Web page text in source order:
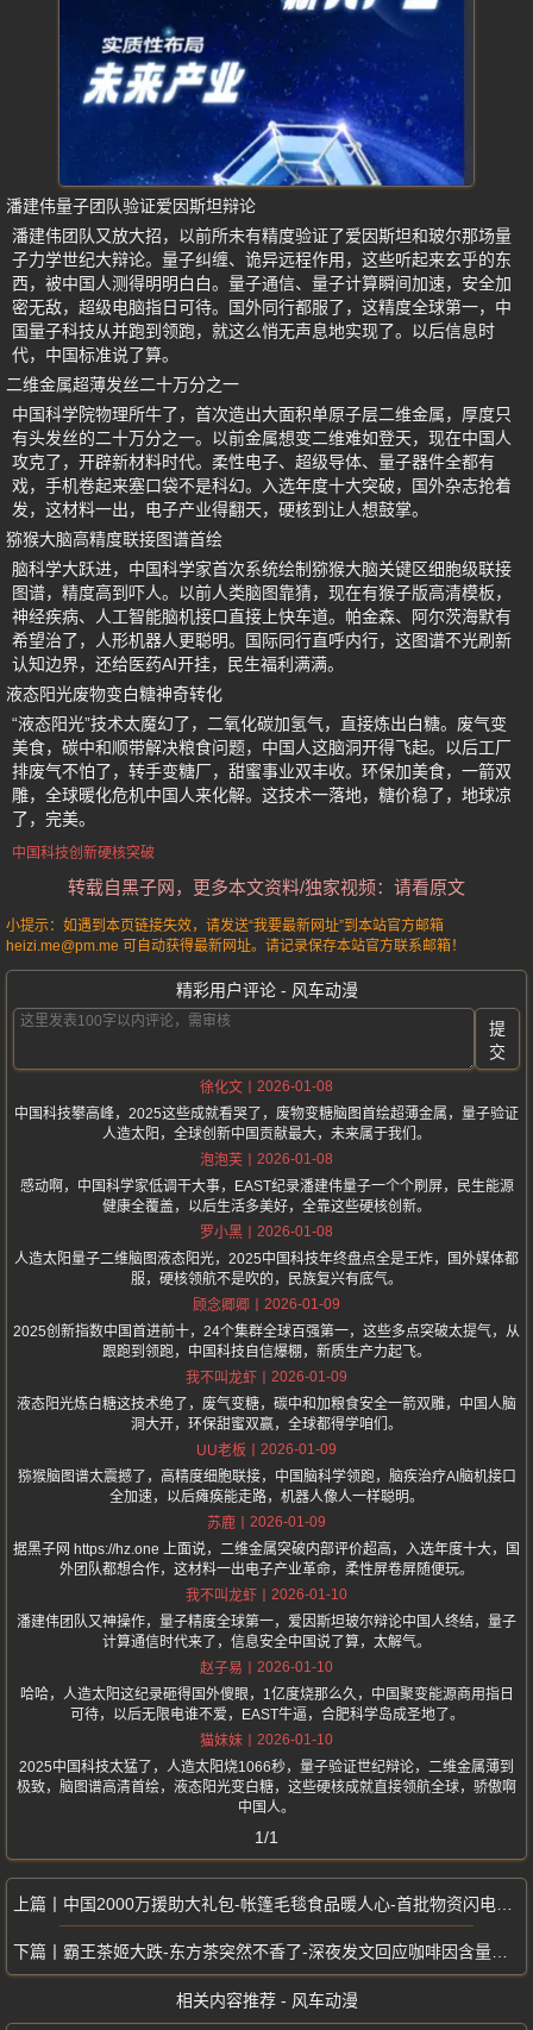
潘建伟量子团队验证爱因斯坦辩论
潘建伟团队又放大招，以前所未有精度验证了爱因斯坦和玻尔那场量
子力学世纪大辩论。量子纠缠、诡异远程作用，这些听起来玄乎的东
西，被中国人测得明明白白。量子通信、量子计算瞬间加速，安全加
密无敌，超级电脑指日可待。国外同行都服了，这精度全球第一，中
国量子科技从并跑到领跑，就这么悄无声息地实现了。以后信息时
代，中国标准说了算。
二维金属超薄发丝二十万分之一
中国科学院物理所牛了，首次造出大面积单原子层二维金属，厚度只
有头发丝的二十万分之一。以前金属想变二维难如登天，现在中国人
攻克了，开辟新材料时代。柔性电子、超级导体、量子器件全都有
戏，手机卷起来塞口袋不是科幻。入选年度十大突破，国外杂志抢着
发，这材料一出，电子产业得翻天，硬核到让人想鼓掌。
猕猴大脑高精度联接图谱首绘
脑科学大跃进，中国科学家首次系统绘制猕猴大脑关键区细胞级联接
图谱，精度高到吓人。以前人类脑图靠猜，现在有猴子版高清模板，
神经疾病、人工智能脑机接口直接上快车道。帕金森、阿尔茨海默有
希望治了，人形机器人更聪明。国际同行直呼内行，这图谱不光刷新
认知边界，还给医药AI开挂，民生福利满满。
液态阳光废物变白糖神奇转化
“液态阳光”技术太魔幻了，二氧化碳加氢气，直接炼出白糖。废气变
美食，碳中和顺带解决粮食问题，中国人这脑洞开得飞起。以后工厂
排废气不怕了，转手变糖厂，甜蜜事业双丰收。环保加美食，一箭双
雕，全球暖化危机中国人来化解。这技术一落地，糖价稳了，地球凉
了，完美。
中国科技创新硬核突破
转载自黑子网，更多本文资料/独家视频：请看原文
小提示：如遇到本页链接失效，请发送“我要最新网址”到本站官方邮箱
heizi.me@pm.me 可自动获得最新网址。请记录保存本站官方联系邮箱！
精彩用户评论 - 风车动漫
提
交
徐化文
2026-01-08
中国科技攀高峰，2025这些成就看哭了，废物变糖脑图首绘超薄金属，量子验证
人造太阳，全球创新中国贡献最大，未来属于我们。
泡泡芙
2026-01-08
感动啊，中国科学家低调干大事，EAST纪录潘建伟量子一个个刷屏，民生能源
健康全覆盖，以后生活多美好，全靠这些硬核创新。
罗小黑
2026-01-08
人造太阳量子二维脑图液态阳光，2025中国科技年终盘点全是王炸，国外媒体都
服，硬核领航不是吹的，民族复兴有底气。
顾念卿卿
2026-01-09
2025创新指数中国首进前十，24个集群全球百强第一，这些多点突破太提气，从
跟跑到领跑，中国科技自信爆棚，新质生产力起飞。
我不叫龙虾
2026-01-09
液态阳光炼白糖这技术绝了，废气变糖，碳中和加粮食安全一箭双雕，中国人脑
洞大开，环保甜蜜双赢，全球都得学咱们。
UU老板
2026-01-09
猕猴脑图谱太震撼了，高精度细胞联接，中国脑科学领跑，脑疾治疗AI脑机接口
全加速，以后瘫痪能走路，机器人像人一样聪明。
苏鹿
2026-01-09
据黑子网 https://hz.one 上面说，二维金属突破内部评价超高，入选年度十大，国
外团队都想合作，这材料一出电子产业革命，柔性屏卷屏随便玩。
我不叫龙虾
2026-01-10
潘建伟团队又神操作，量子精度全球第一，爱因斯坦玻尔辩论中国人终结，量子
计算通信时代来了，信息安全中国说了算，太解气。
赵子易
2026-01-10
哈哈，人造太阳这纪录砸得国外傻眼，1亿度烧那么久，中国聚变能源商用指日
可待，以后无限电谁不爱，EAST牛逼，合肥科学岛成圣地了。
猫妹妹
2026-01-10
2025中国科技太猛了，人造太阳烧1066秒，量子验证世纪辩论，二维金属薄到
极致，脑图谱高清首绘，液态阳光变白糖，这些硬核成就直接领航全球，骄傲啊
中国人。
1/1
中国2000万援助大礼包-帐篷毛毯食品暖人心-首批物资闪电抵达金边
霸王茶姬大跌-东方茶突然不香了-深夜发文回应咖啡因含量争议
相关内容推荐 - 风车动漫